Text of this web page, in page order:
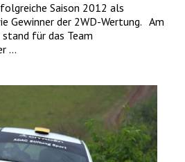
Saison 2012 als
Gewinner der 2WD-Wertung. Am
stand für das Team
...